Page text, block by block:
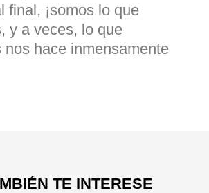
final, ¡somos lo que
y a veces, lo que
nos hace inmensamente
TE INTERESE